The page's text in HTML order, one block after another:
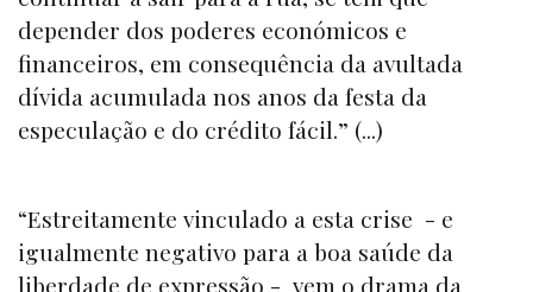
depender dos poderes económicos e
financeiros, em consequência da avultada
dívida acumulada nos anos da festa da
especulação e do crédito fácil.” (...)
“Estreitamente vinculado a esta crise - e
igualmente negativo para a boa saúde da
liberdade de expressão - vem o drama da